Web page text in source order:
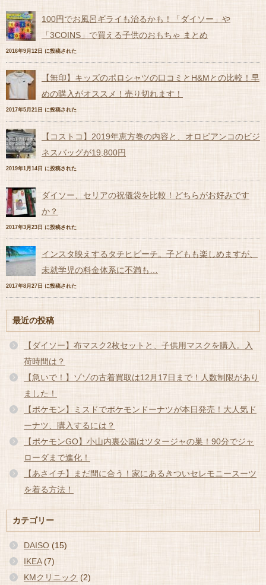
100円でお風呂ギライも治るかも！「ダイソー」や
「3COINS」で買える子供のおもちゃ まとめ
2016年9月12日 に投稿された
【無印】キッズのポロシャツの口コミとH&Mとの比較！早
めの購入がオススメ！売り切れます！
2017年5月21日 に投稿された
【コストコ】2019年恵方巻の内容と、オロビアンコのビジ
ネスバッグが19,800円
2019年1月14日 に投稿された
ダイソー、セリアの祝儀袋を比較！どちらがお好みです
か？
2017年3月23日 に投稿された
インスタ映えするタチヒビーチ。子どもも楽しめますが、
未就学児の料金体系に不満も…
2017年8月27日 に投稿された
最近の投稿
【ダイソー】布マスク2枚セットと、子供用マスクを購入。入
荷時間は？
【急いで！】ゾゾの古着買取は12月17日まで！人数制限があり
ました！
【ポケモン】ミスドでポケモンドーナツが本日発売！大人気ド
ーナツ、購入するには？
【ポケモンGO】小山内裏公園はツタージャの巣！90分でジャ
ローダまで進化！
【あさイチ】まだ間に合う！家にあるきついセレモニースーツ
を着る方法！
カテゴリー
DAISO (15)
IKEA(7)
KMクリニック (2)